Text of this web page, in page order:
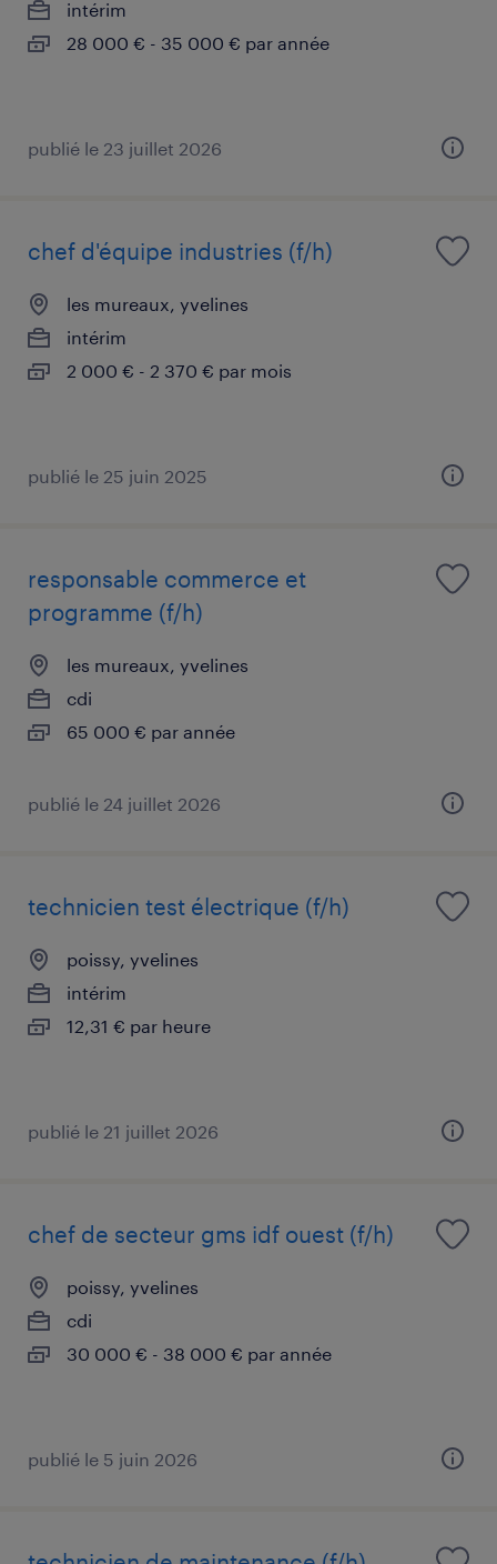
intérim
28 000 € - 35 000 € par année
publié le 23 juillet 2026
chef d'équipe industries (f/h)
les mureaux, yvelines
intérim
2 000 € - 2 370 € par mois
publié le 25 juin 2025
responsable commerce et
programme (f/h)
les mureaux, yvelines
cdi
65 000 € par année
publié le 24 juillet 2026
technicien test électrique (f/h)
poissy, yvelines
intérim
12,31 € par heure
publié le 21 juillet 2026
chef de secteur gms idf ouest (f/h)
poissy, yvelines
cdi
30 000 € - 38 000 € par année
publié le 5 juin 2026